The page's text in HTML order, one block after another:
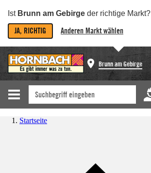
Ist Brunn am Gebirge der richtige Markt?
JA, RICHTIG Anderen Markt wählen
Brunn am Gebirge
Startseite